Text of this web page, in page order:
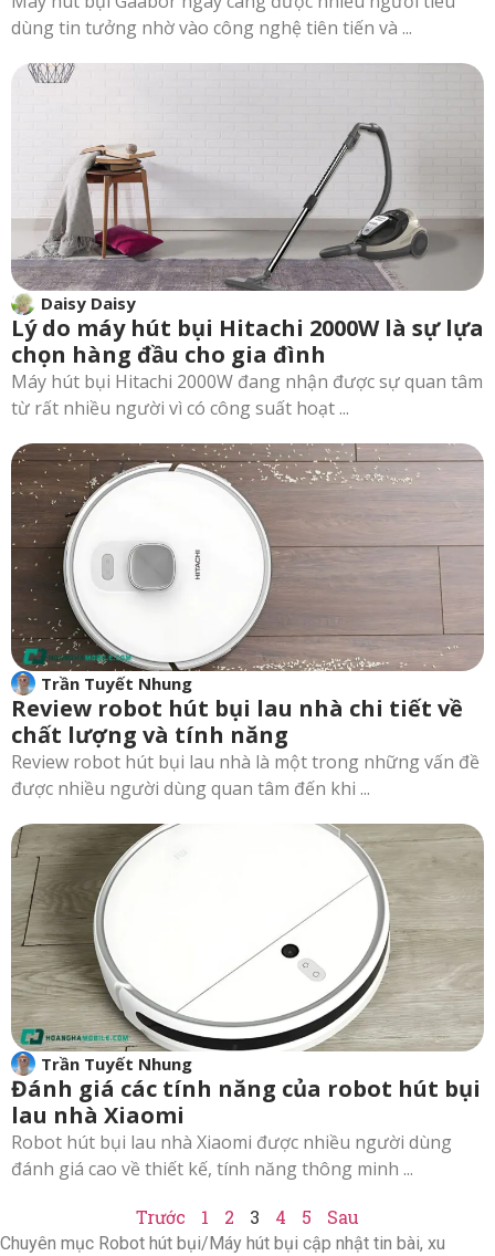
dùng tin tưởng nhờ vào công nghệ tiên tiến và ...
Daisy Daisy
Lý do máy hút bụi Hitachi 2000W là sự lựa
chọn hàng đầu cho gia đình
Máy hút bụi Hitachi 2000W đang nhận được sự quan tâm
từ rất nhiều người vì có công suất hoạt ...
Trần Tuyết Nhung
Review robot hút bụi lau nhà chi tiết về
chất lượng và tính năng
Review robot hút bụi lau nhà là một trong những vấn đề
được nhiều người dùng quan tâm đến khi ...
Trần Tuyết Nhung
Đánh giá các tính năng của robot hút bụi
lau nhà Xiaomi
Robot hút bụi lau nhà Xiaomi được nhiều người dùng
đánh giá cao về thiết kế, tính năng thông minh ...
Trước 1 2 3 4 5 Sau
Chuyên mục Robot hút bụi/Máy hút bụi cập nhật tin bài, xu